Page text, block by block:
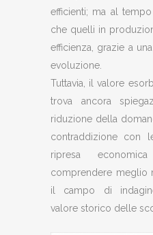
efficienti; ma al
che quelli in
efficienza, grazie a
evoluzione.
Tuttavia, il valore
trova ancora
riduzione della
contraddizione con
ripresa
comprendere meglio
il campo di
valore storico delle